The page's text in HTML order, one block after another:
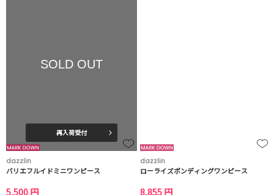
SOLD OUT
再入荷受付
dazzlin
バリエフルイドミニワンピース
5,500 円
dazzlin
ローライズボンディングワンピース
8,855 円